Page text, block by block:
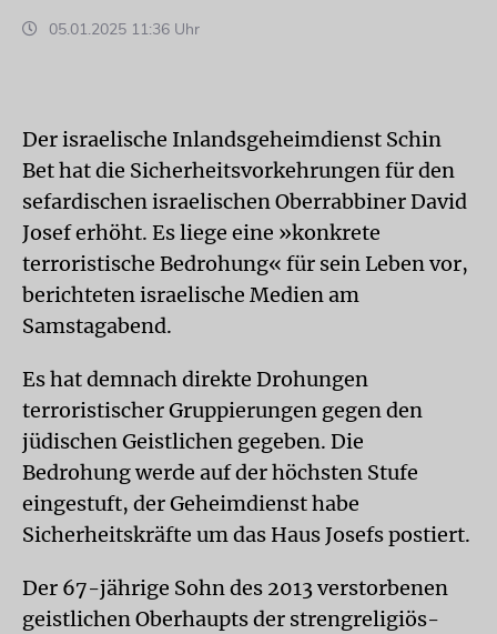
05.01.2025 11:36 Uhr
Der israelische Inlandsgeheimdienst Schin
Bet hat die Sicherheitsvorkehrungen für den
sefardischen israelischen Oberrabbiner David
Josef erhöht. Es liege eine »konkrete
terroristische Bedrohung« für sein Leben vor,
berichteten israelische Medien am
Samstagabend.
Es hat demnach direkte Drohungen
terroristischer Gruppierungen gegen den
jüdischen Geistlichen gegeben. Die
Bedrohung werde auf der höchsten Stufe
eingestuft, der Geheimdienst habe
Sicherheitskräfte um das Haus Josefs postiert.
Der 67-jährige Sohn des 2013 verstorbenen
geistlichen Oberhaupts der strengreligiös-